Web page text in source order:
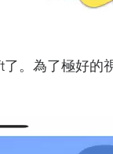
。為了極好的